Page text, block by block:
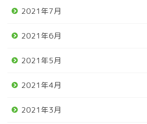
2021年7月
2021年6月
2021年5月
2021年4月
2021年3月